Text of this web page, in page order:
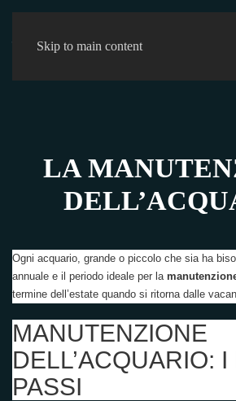
Skip to main content
LA
Ogni acquario, grande o piccolo che sia ha
annuale e il periodo ideale per la
termine dell’estate quando si ritorna dalle
MANUTENZIONE
DELL’ACQUARIO: I
PASSI